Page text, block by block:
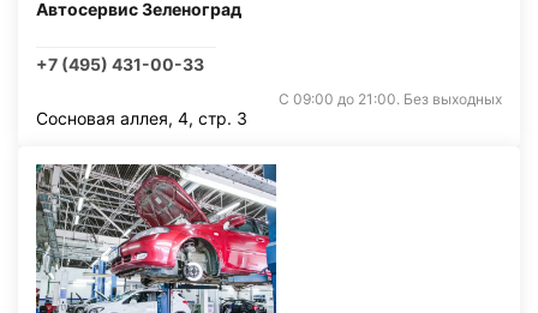
Автосервис Зеленоград
+7 (495) 431-00-33
С 09:00 до 21:00. Без выходных
Сосновая аллея, 4, стр. 3